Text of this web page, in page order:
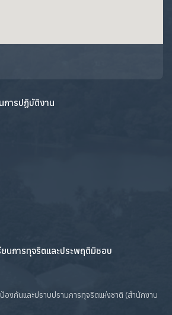
การปฏิบัติงาน
นการทุจริตและประพฤติมิชอบ
งกันและปราบปรามการทุจริตแห่งชาติ (สำนักงาน